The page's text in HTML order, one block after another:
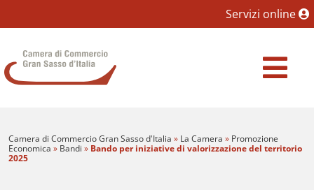
Vai al Contenuto principale della pagina
Servizi online
Camera di Commercio Gran Sasso d'Italia
Camera di Commercio Gran Sasso d'Italia » La Camera » Promozione
Economica » Bandi » Bando per iniziative di valorizzazione del territorio
2025